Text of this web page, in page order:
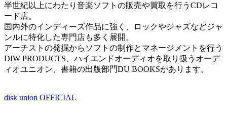
半世紀以上にわたり音楽ソフトの販売や買取を行うCDレコ
ード店。
国内外のインディーズ作品に強く、ロックやジャズなどジャ
ンルに特化した専門店も多く展開。
アーチストの発掘からソフトの制作とマネージメントを行う
DIW PRODUCTS、ハイエンドオーディオを取り扱うオーデ
ィオユニオン、書籍の出版部門DU BOOKSがあります。
disk union OFFICIAL